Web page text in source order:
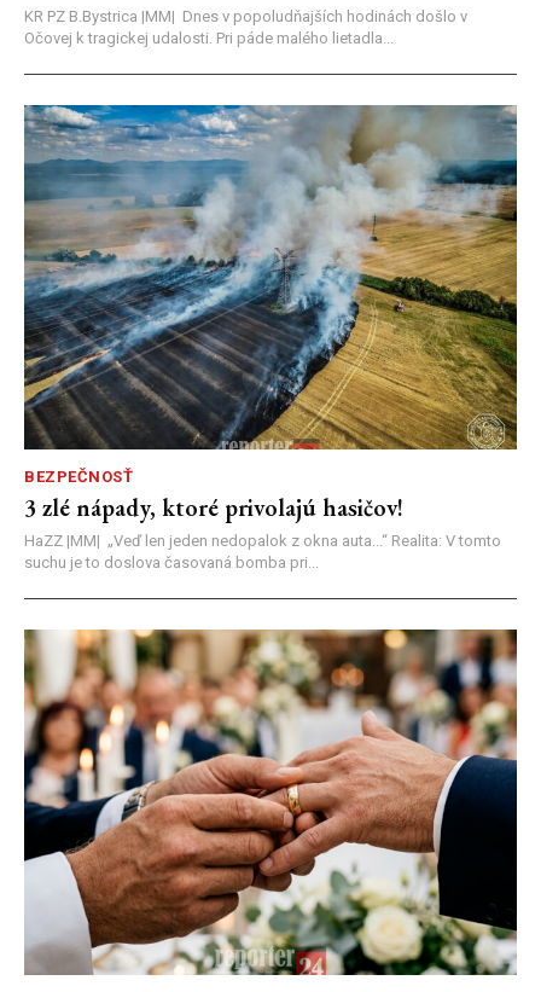
KR PZ B.Bystrica |MM| Dnes v popoludňajších hodinách došlo v
Očovej k tragickej udalosti. Pri páde malého lietadla...
BEZPEČNOSŤ
3 zlé nápady, ktoré privolajú hasičov!
HaZZ |MM| ​„Veď len jeden nedopalok z okna auta...“ ​Realita: V tomto
suchu je to doslova časovaná bomba pri...